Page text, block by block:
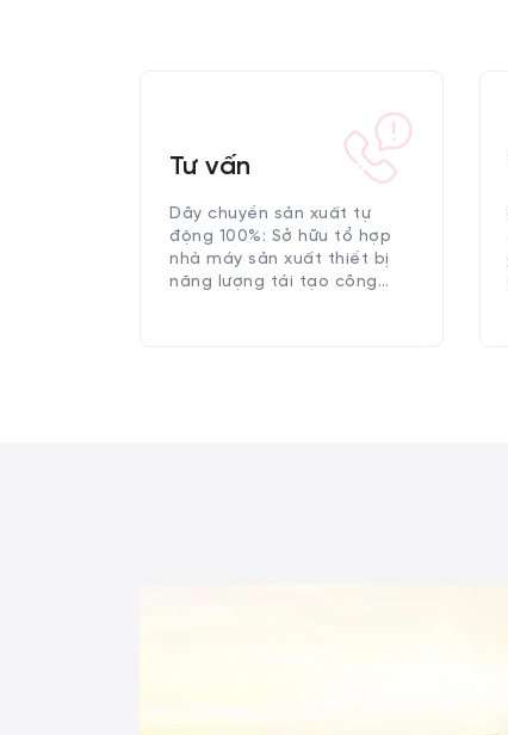
Tư vấn
Dây chuyền sản xuất tự
động 100%: Sở hữu tổ hợp
nhà máy sản xuất thiết bị
năng lượng tái tạo công